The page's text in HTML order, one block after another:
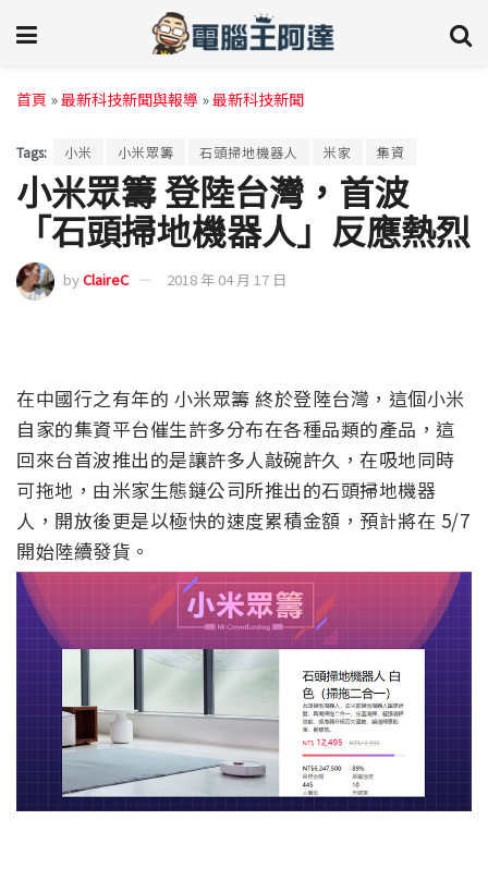
首頁 »最新科技新聞與報導 »最新科技新聞
Tags: 小米 小米眾籌 石頭掃地機器人 米家 集資
小米眾籌 登陸台灣，首波
「石頭掃地機器人」反應熱烈
byClaireC 2018 年 04 月 17 日
在中國行之有年的 小米眾籌 終於登陸台灣，這個小米
自家的集資平台催生許多分布在各種品類的產品，這
回來台首波推出的是讓許多人敲碗許久，在吸地同時
可拖地，由米家生態鏈公司所推出的石頭掃地機器
人，開放後更是以極快的速度累積金額，預計將在 5/7
開始陸續發貨。